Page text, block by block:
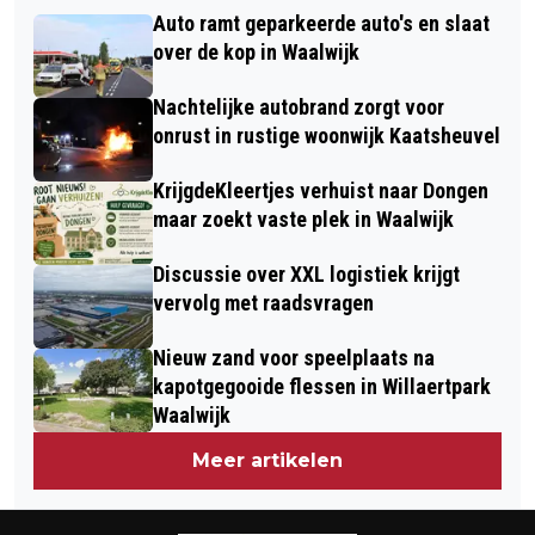
2026
NIEUW BELEIDSKADER VOOR
BEDRIJVENTERREINEN
Auto ramt geparkeerde auto's en slaat
over de kop in Waalwijk
Nachtelijke autobrand zorgt voor
onrust in rustige woonwijk Kaatsheuvel
KrijgdeKleertjes verhuist naar Dongen
maar zoekt vaste plek in Waalwijk
Discussie over XXL logistiek krijgt
vervolg met raadsvragen
Nieuw zand voor speelplaats na
kapotgegooide flessen in Willaertpark
Waalwijk
Meer artikelen